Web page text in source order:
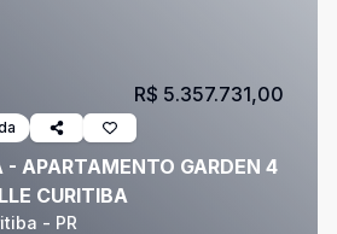
- APARTAMENTO GARDEN 4
CURITIBA
- PR
R$ 5.357.731,00